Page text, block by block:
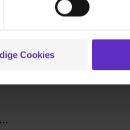
Daten zusammen, die du
Media und Marketing“
„Statistiken“ und
Cookies